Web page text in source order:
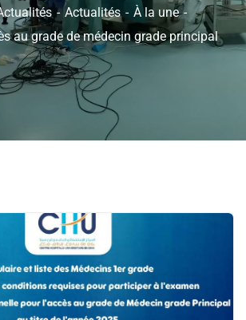
Actualités
À la une
au grade de médecin grade principal